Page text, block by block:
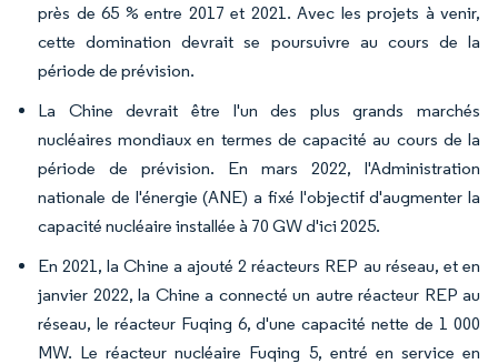
près de 65 % entre 2017 et 2021. Avec les projets à venir,
cette domination devrait se poursuivre au cours de la
période de prévision.
La Chine devrait être l'un des plus grands marchés
nucléaires mondiaux en termes de capacité au cours de la
période de prévision. En mars 2022, l'Administration
nationale de l'énergie (ANE) a fixé l'objectif d'augmenter la
capacité nucléaire installée à 70 GW d'ici 2025.
En 2021, la Chine a ajouté 2 réacteurs REP au réseau, et en
janvier 2022, la Chine a connecté un autre réacteur REP au
réseau, le réacteur Fuqing 6, d'une capacité nette de 1 000
MW. Le réacteur nucléaire Fuqing 5, entré en service en